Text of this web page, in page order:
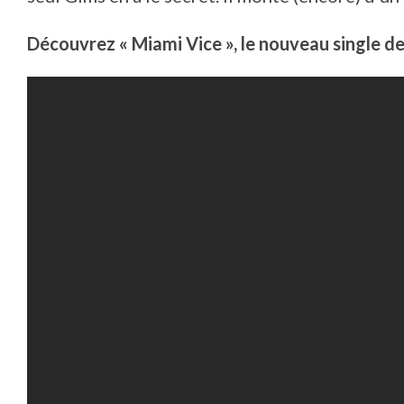
Découvrez « Miami Vice », le nouveau single